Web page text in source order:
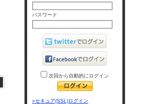
パスワード
次回から自動的にログイン
»セキュア(SSL)ログイン